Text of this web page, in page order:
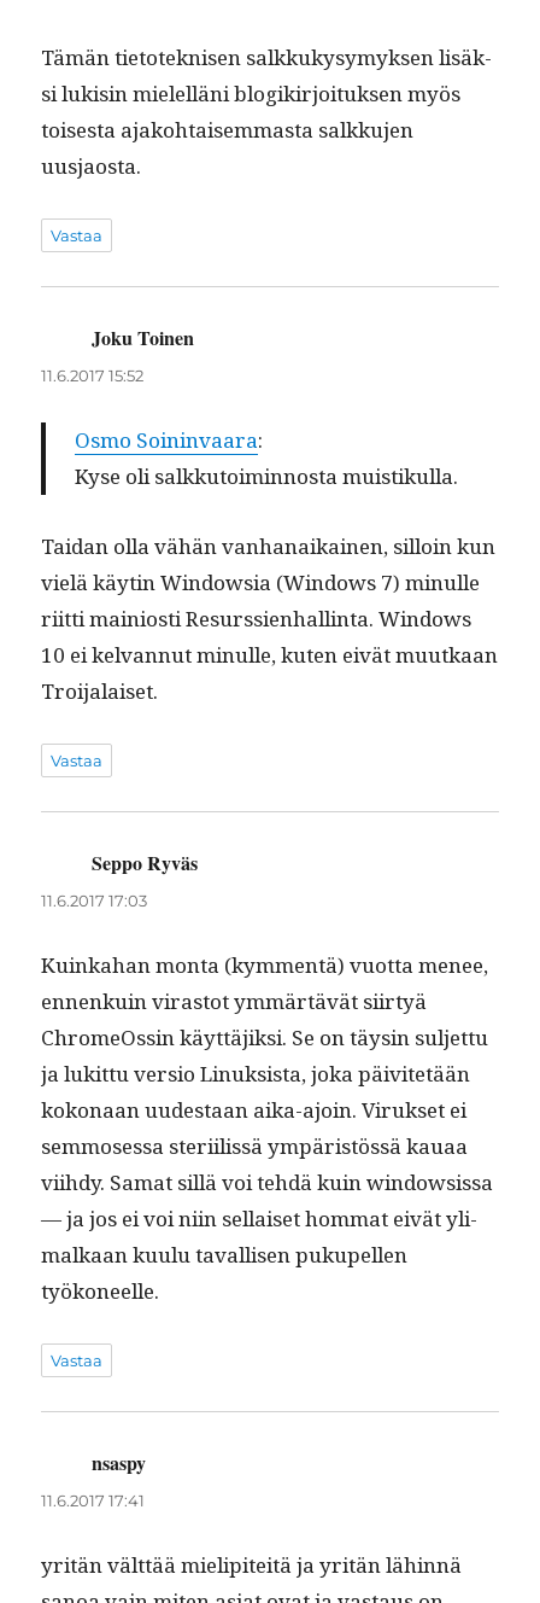
Tämän tietoteknisen salkkukysymyk­sen lisäk­
si luk­isin mielel­läni blogikir­joituk­sen myös
tois­es­ta ajako­htaisem­mas­ta salkku­jen
uusjaosta.
Vastaa
Joku Toinen
11.6.2017 15:52
Osmo Soin­in­vaara:
Kyse oli salkku­toimin­nos­ta muistikulla.
Taidan olla vähän van­hanaikainen, sil­loin kun
vielä käytin Win­dowsia (Win­dows 7) min­ulle
riit­ti main­iosti Resurssien­hallinta. Win­dows
10 ei kel­van­nut min­ulle, kuten eivät muutkaan
Troijalaiset.
Vastaa
Seppo Ryväs
11.6.2017 17:03
Kuinka­han mon­ta (kym­men­tä) vuot­ta menee,
ennenkuin viras­tot ymmärtävät siir­tyä
ChromeOssin käyt­täjik­si. Se on täysin sul­jet­tu
ja lukit­tu ver­sio Linuk­sista, joka päivitetään
kokon­aan uud­estaan aika-ajoin. Viruk­set ei
sem­moses­sa steri­ilis­sä ympäristössä kauaa
viihdy. Samat sil­lä voi tehdä kuin win­dow­sis­sa
— ja jos ei voi niin sel­l­aiset hom­mat eivät yli­
malka­an kuu­lu taval­lisen puku­pellen
työkoneelle.
Vastaa
nsaspy
11.6.2017 17:41
yritän vält­tää mielip­iteitä ja yritän lähin­nä